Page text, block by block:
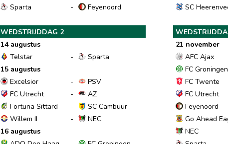
Sparta
- Feyenoord
WEDSTRIJDDAG 2
14 augustus
Telstar
-
Sparta
15 augustus
Excelsior
-
PSV
FC Utrecht
-
AZ
Fortuna Sittard
-
SC Cambuur
Willem II
-
NEC
16 augustus
SC
21 november
AFC Ajax
FC Groningen
FC Twente
FC Utrecht
Feyenoord
Go Ahead
NEC